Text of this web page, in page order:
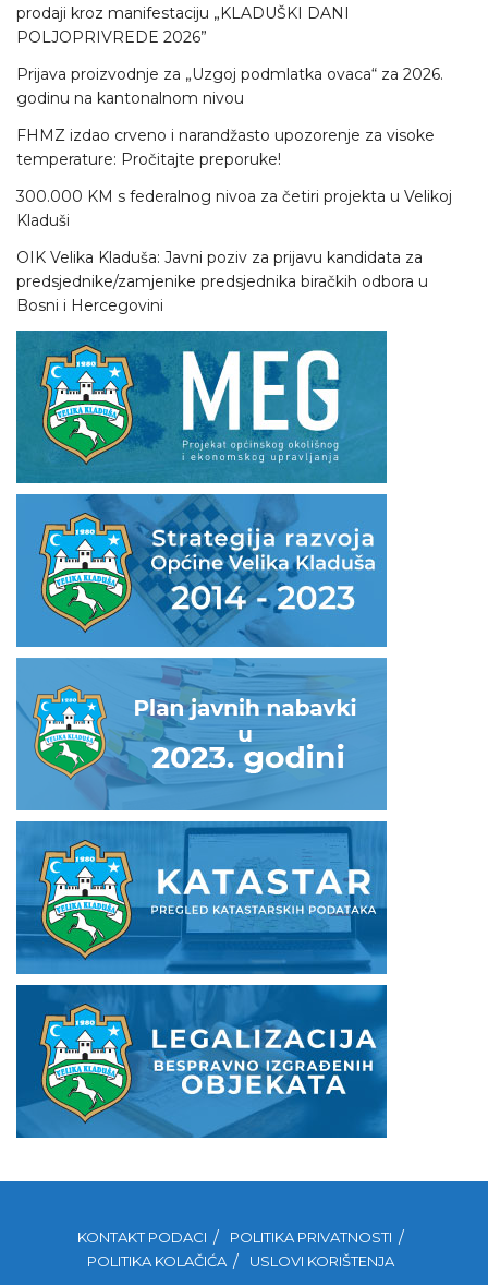
prodaji kroz manifestaciju „KLADUŠKI DANI
POLJOPRIVREDE 2026”
Prijava proizvodnje za „Uzgoj podmlatka ovaca“ za 2026.
godinu na kantonalnom nivou
FHMZ izdao crveno i narandžasto upozorenje za visoke
temperature: Pročitajte preporuke!
300.000 KM s federalnog nivoa za četiri projekta u Velikoj
Kladuši
OIK Velika Kladuša: Javni poziv za prijavu kandidata za
predsjednike/zamjenike predsjednika biračkih odbora u
Bosni i Hercegovini
KONTAKT PODACI
POLITIKA PRIVATNOSTI
POLITIKA KOLAČIĆA
USLOVI KORIŠTENJA